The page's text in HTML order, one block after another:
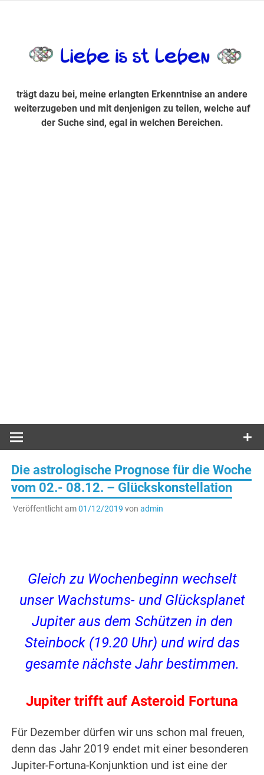
Suche sind, egal in welchen Bereichen.
trägt dazu bei, meine erlangten Erkenntnise an andere
weiterzugeben und mit denjenigen zu teilen, welche auf
der Suche sind, egal in welchen Bereichen.
Die astrologische Prognose für die Woche
vom 02.- 08.12. – Glückskonstellation
Veröffentlicht am01/12/2019 von admin
Gleich zu Wochenbeginn wechselt
unser Wachstums- und Glücksplanet
Jupiter aus dem Schützen in den
Steinbock (19.20 Uhr) und wird das
gesamte nächste Jahr bestimmen.
Jupiter trifft auf Asteroid Fortuna
Für Dezember dürfen wir uns schon mal freuen,
denn das Jahr 2019 endet mit einer besonderen
Jupiter-Fortuna-Konjunktion und ist eine der